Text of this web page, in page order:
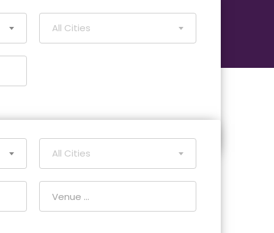
All Cities
All Cities